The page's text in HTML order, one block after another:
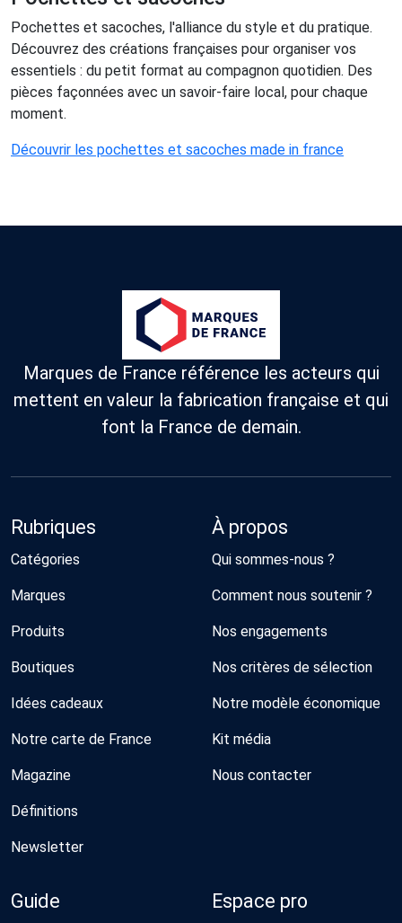
Pochettes et sacoches, l'alliance du style et du pratique.
Découvrez des créations françaises pour organiser vos
essentiels : du petit format au compagnon quotidien. Des
pièces façonnées avec un savoir-faire local, pour chaque
moment.
Découvrir les pochettes et sacoches made in france
Marques de France référence les acteurs qui
mettent en valeur la fabrication française et qui
font la France de demain.
Rubriques
Catégories
Marques
Produits
Boutiques
Idées cadeaux
Notre carte de France
Magazine
Définitions
Newsletter
À propos
Qui sommes-nous ?
Comment nous soutenir ?
Nos engagements
Nos critères de sélection
Notre modèle économique
Kit média
Nous contacter
Guide Espace pro